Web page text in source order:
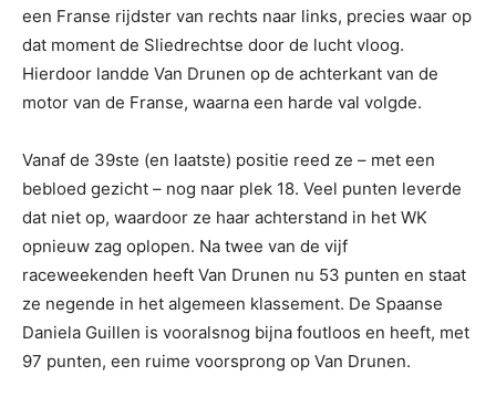
een Franse rijdster van rechts naar links, precies waar op
dat moment de Sliedrechtse door de lucht vloog.
Hierdoor landde Van Drunen op de achterkant van de
motor van de Franse, waarna een harde val volgde.
Vanaf de 39ste (en laatste) positie reed ze – met een
bebloed gezicht – nog naar plek 18. Veel punten leverde
dat niet op, waardoor ze haar achterstand in het WK
opnieuw zag oplopen. Na twee van de vijf
raceweekenden heeft Van Drunen nu 53 punten en staat
ze negende in het algemeen klassement. De Spaanse
Daniela Guillen is vooralsnog bijna foutloos en heeft, met
97 punten, een ruime voorsprong op Van Drunen.